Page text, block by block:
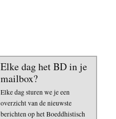
Elke dag het BD in je
mailbox?
Elke dag sturen we je een
overzicht van de nieuwste
berichten op het Boeddhistisch